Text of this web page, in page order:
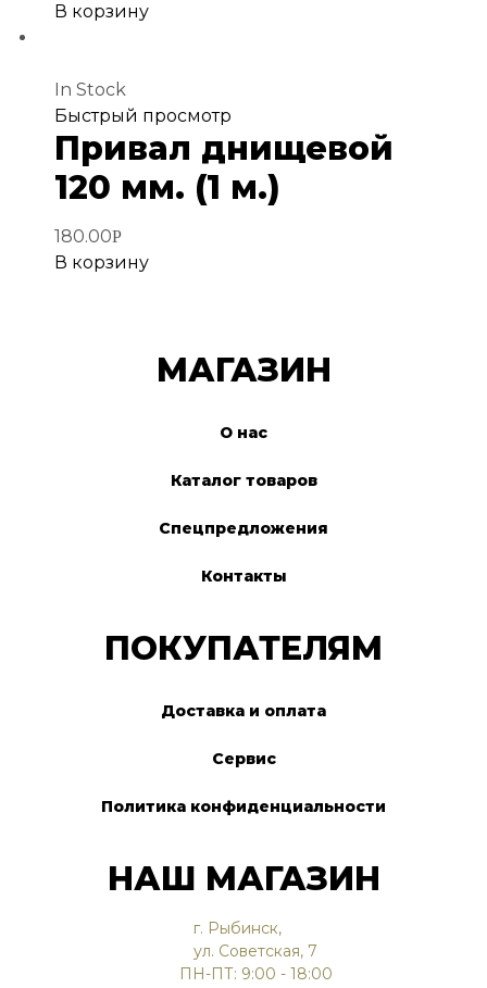
В корзину
In Stock
Добавить
в
избранное
Быстрый просмотр
Привал днищевой
120 мм. (1 м.)
180.00Р
В корзину
МАГАЗИН
О нас
Каталог товаров
Спецпредложения
Контакты
ПОКУПАТЕЛЯМ
Доставка и оплата
Сервис
Политика конфиденциальности
НАШ МАГАЗИН
г. Рыбинск,
ул. Советская, 7
ПН-ПТ: 9:00 - 18:00